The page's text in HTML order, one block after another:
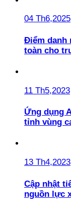
04 Th6,2025
Điểm danh
toàn cho
11 Th5,2023
Ứng dụng
tỉnh vùng
13 Th4,2023
Cập nhật
nguồn lực